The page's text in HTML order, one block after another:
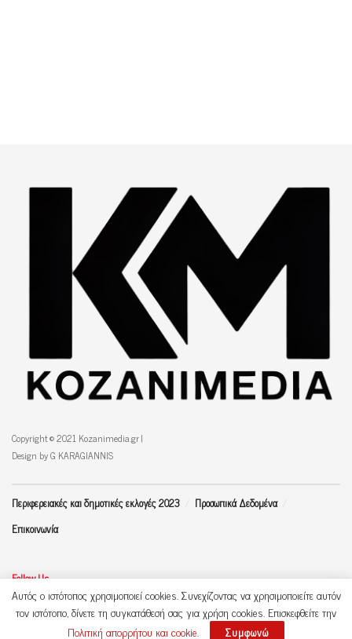
Copyright © 2021 Kozanimedia.gr |
Design by G KARAGIANNIS
Περιφερειακές και δημοτικές εκλογές 2023
Προσωπικά Δεδομένα
Επικοινωνία
Follow Us
Αυτός ο ιστότοπος χρησιμοποιεί cookies. Συνεχίζοντας να χρησιμοποιείτε αυτόν
τον ιστότοπο, δίνετε τη συγκατάθεσή σας για χρήση cookies. Επισκεφθείτε την
Πολιτική απορρήτου και cookie. Συμφωνώ